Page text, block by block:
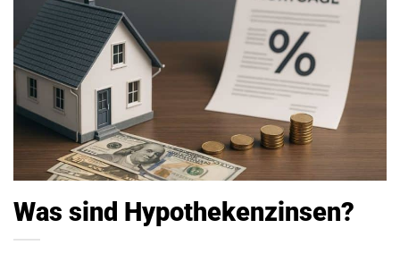
Was sind Hypothekenzinsen?